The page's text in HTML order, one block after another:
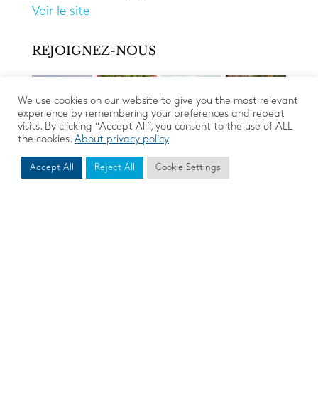
Voir le site
REJOIGNEZ-NOUS
We use cookies on our website to give you the most relevant
experience by remembering your preferences and repeat
visits. By clicking “Accept All”, you consent to the use of ALL
the cookies. About privacy policy
Accept All Reject All Cookie Settings